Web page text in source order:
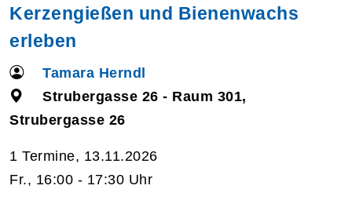
Kerzengießen und Bienenwachs
erleben
Tamara Herndl
Strubergasse 26 - Raum 301,
Strubergasse 26
1 Termine, 13.11.2026
Fr., 16:00 - 17:30 Uhr